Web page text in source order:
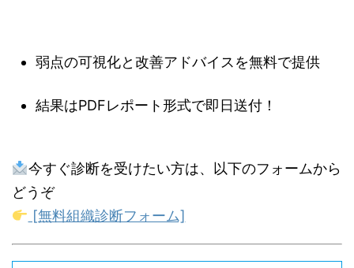
弱点の可視化と改善アドバイスを無料で提供
結果はPDFレポート形式で即日送付！
今すぐ診断を受けたい方は、以下のフォームから
どうぞ
[無料組織診断フォーム]